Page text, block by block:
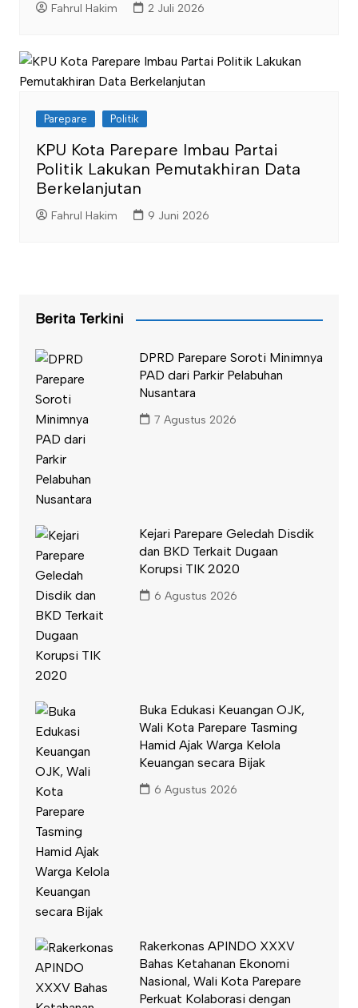
Fahrul Hakim 2 Juli 2026
Parepare Politik
KPU Kota Parepare Imbau Partai
Politik Lakukan Pemutakhiran Data
Berkelanjutan
Fahrul Hakim 9 Juni 2026
Berita Terkini
DPRD Parepare Soroti Minimnya
PAD dari Parkir Pelabuhan
Nusantara
7 Agustus 2026
Kejari Parepare Geledah Disdik
dan BKD Terkait Dugaan
Korupsi TIK 2020
6 Agustus 2026
Buka Edukasi Keuangan OJK,
Wali Kota Parepare Tasming
Hamid Ajak Warga Kelola
Keuangan secara Bijak
6 Agustus 2026
Rakerkonas APINDO XXXV
Bahas Ketahanan Ekonomi
Nasional, Wali Kota Parepare
Perkuat Kolaborasi dengan